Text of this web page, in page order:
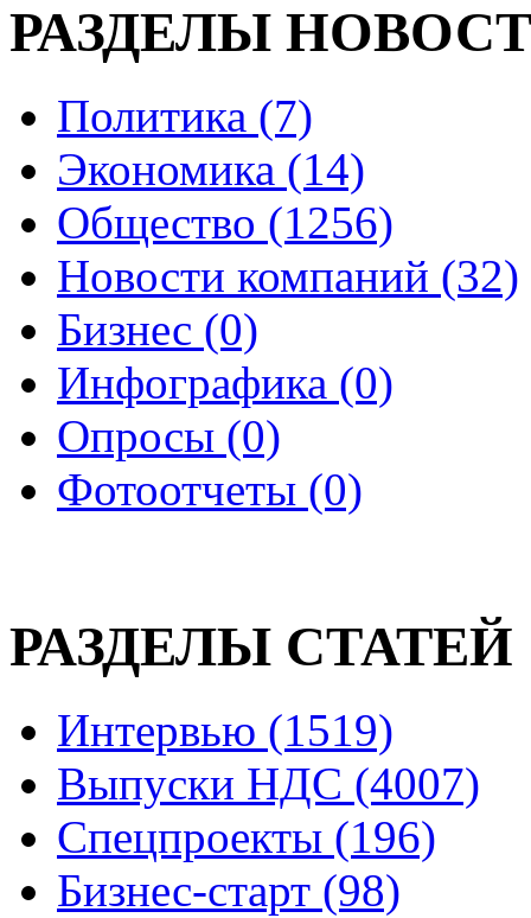
РАЗДЕЛЫ
Политика (7)
Экономика (14)
Общество (1256)
Новости компаний (32)
Бизнес (0)
Инфографика (0)
Опросы (0)
Фотоотчеты (0)
РАЗДЕЛЫ СТАТЕЙ
Интервью (1519)
Выпуски НДС (4007)
Спецпроекты (196)
Бизнес-старт (98)